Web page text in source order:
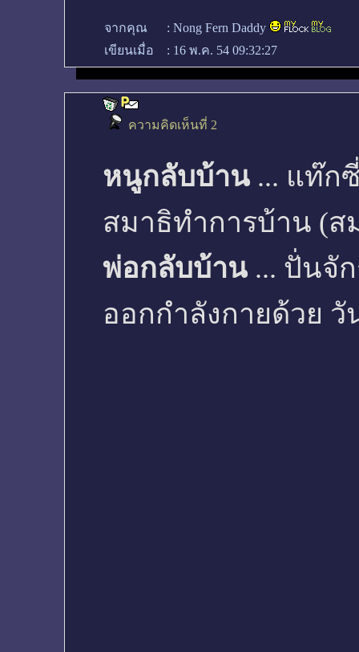
จากคุณ : Nong Fern Daddy
เขียนเมื่อ
: 16 พ.ค. 54 09:32:27
ความคิดเห็นที่ 2
หนูกลับบ้าน ... แท๊ก
สมาธิทำการบ้าน (ส
พ่อกลับบ้าน ... ปั่นจั
ออกกำลังกายด้วย